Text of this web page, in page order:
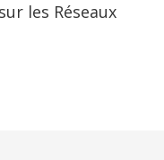
les Réseaux